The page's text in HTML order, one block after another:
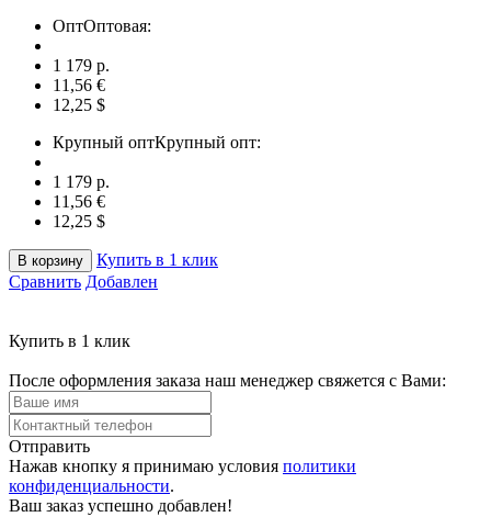
ОптОптовая:
1 179 p.
11,56 €
12,25 $
Крупный оптКрупный опт:
1 179 p.
11,56 €
12,25 $
В корзину
Купить в 1 клик
Сравнить Добавлен
Купить в 1 клик
После оформления заказа наш менеджер свяжется с Вами:
Отправить
Нажав кнопку я принимаю условия политики
конфиденциальности.
Ваш заказ успешно добавлен!